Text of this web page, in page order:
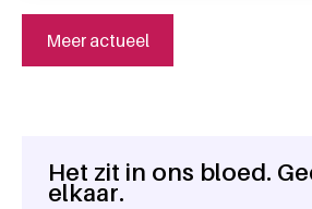
Meer actueel
Algemene informatie
Het zit in ons bloed.
elkaar.